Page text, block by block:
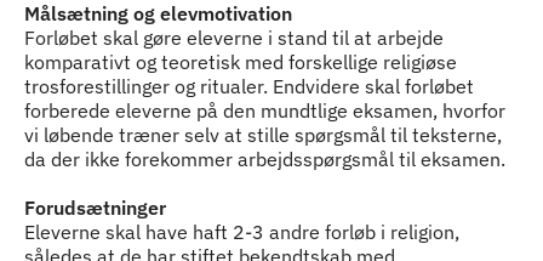
Målsætning og elevmotivation
Forløbet skal gøre eleverne i stand til at arbejde
komparativt og teoretisk med forskellige religiøse
trosforestillinger og ritualer. Endvidere skal forløbet
forberede eleverne på den mundtlige eksamen, hvorfor
vi løbende træner selv at stille spørgsmål til teksterne,
da der ikke forekommer arbejdsspørgsmål til eksamen.
Forudsætninger
Eleverne skal have haft 2-3 andre forløb i religion,
således at de har stiftet bekendtskab med